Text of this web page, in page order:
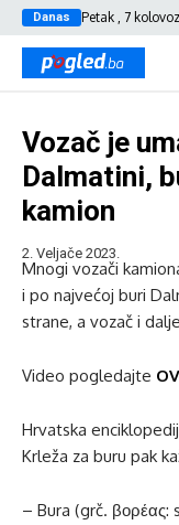
Danas Petak , 7
Vozač je
Dalmatini,
kamion
2. Veljače 2023.
Mnogi vozači
i po najvećoj buri
strane, a vozač i
Video pogledajte
Hrvatska
Krleža za buru pak
– Bura (grč. βορέας: